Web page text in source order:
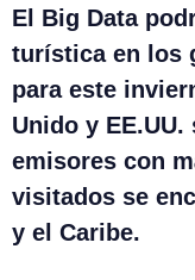
El Big Data
turística en los
para este
Unido y
emisores con
visitados se
y el Caribe.